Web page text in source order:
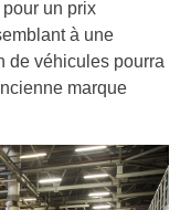
un prix
à une
de véhicules pourra
marque